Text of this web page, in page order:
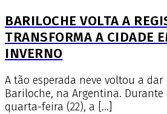
BARILOCHE VOLTA A
TRANSFORMA A CIDADE
INVERNO
A tão esperada neve voltou a dar
Bariloche, na Argentina.
quarta-feira (22), a […]